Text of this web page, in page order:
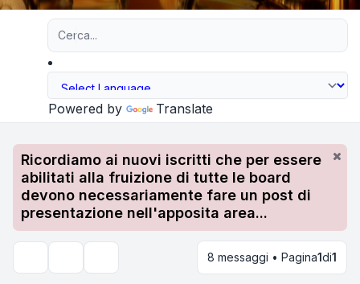
Powered by Translate
Ricordiamo ai nuovi iscritti che per essere
abilitati alla fruizione di tutte le board
devono necessariamente fare un post di
presentazione nell'apposita area...
8 messaggi • Pagina1di1